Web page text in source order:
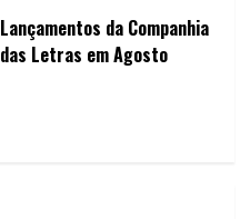
Lançamentos da Companhia
das Letras em Agosto